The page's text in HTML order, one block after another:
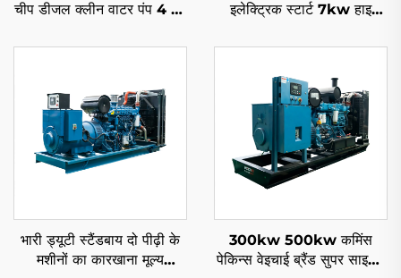
चीप डीजल क्लीन वाटर पंप 4 इंच
इलेक्ट्रिक स्टार्ट 7kw हाइ
मशीन
भारी ड्यूटी स्टैंडबाय दो पीढ़ी के
मशीनों का कारखाना मूल्य
300kw 500kw कमिंस
पेकिन्स वेइचाई ब्रैंड सुपर साइलेंट